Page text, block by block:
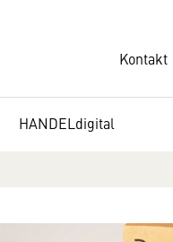
Kontakt
HANDELdigital